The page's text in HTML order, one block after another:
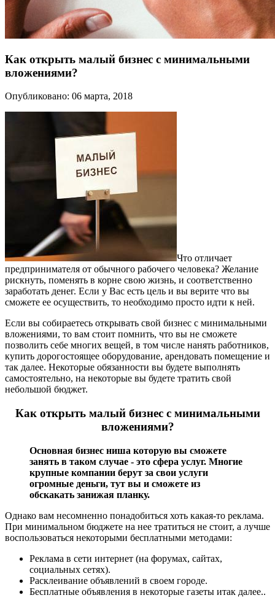
Как открыть малый бизнес с минимальными
вложениями?
Опубликовано: 06 марта, 2018
Что отличает
предпринимателя от обычного рабочего человека? Желание
рискнуть, поменять в корне свою жизнь, и соответственно
заработать денег. Если у Вас есть цель и вы верите что вы
сможете ее осуществить, то необходимо просто идти к ней.
Если вы собираетесь открывать свой бизнес с минимальными
вложениями, то вам стоит помнить, что вы не сможете
позволить себе многих вещей, в том числе нанять работников,
купить дорогостоящее оборудование, арендовать помещение и
так далее. Некоторые обязанности вы будете выполнять
самостоятельно, на некоторые вы будете тратить свой
небольшой бюджет.
Как открыть малый бизнес с минимальными
вложениями?
Основная бизнес ниша которую вы сможете
занять в таком случае - это сфера услуг. Многие
крупные компании берут за свои услуги
огромные деньги, тут вы и сможете из
обскакать занижая планку.
Однако вам несомненно понадобиться хоть какая-то реклама.
При минимальном бюджете на нее тратиться не стоит, а лучше
воспользоваться некоторыми бесплатными методами:
Реклама в сети интернет (на форумах, сайтах,
социальных сетях).
Расклеивание объявлений в своем городе.
Бесплатные объявления в некоторые газеты итак далее..